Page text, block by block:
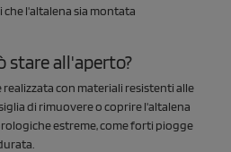
l'altalena sia montata
stare all'aperto?
realizzata con materiali resistenti alle
di rimuovere o coprire l'altalena
estreme, come forti piogge